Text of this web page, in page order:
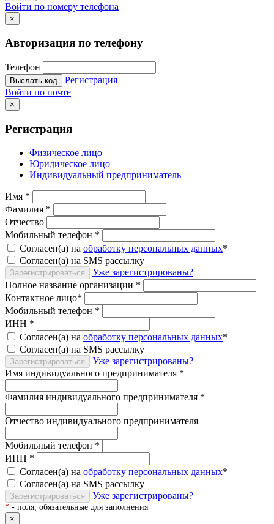
Войти по номеру телефона
×
Авторизация по телефону
Телефон
Выслать код
Регистрация
Войти по почте
×
Регистрация
Физическое лицо
Юридическое лицо
Индивидуальный предприниматель
Имя *
Фамилия *
Отчество
Мобильный телефон *
Согласен(а) на обработку персональных данных*
Согласен(а) на SMS рассылку
Зарегистрироваться
Уже зарегистрированы?
Полное название организации *
Контактное лицо*
Мобильный телефон *
ИНН *
Согласен(а) на обработку персональных данных*
Согласен(а) на SMS рассылку
Зарегистрироваться
Уже зарегистрированы?
Имя индивидуального предпринимателя *
Фамилия индивидуального предпринимателя *
Отчество индивидуального предпринимателя
Мобильный телефон *
ИНН *
Согласен(а) на обработку персональных данных*
Согласен(а) на SMS рассылку
Зарегистрироваться Уже зарегистрированы?
* - поля, обязательные для заполнения
×